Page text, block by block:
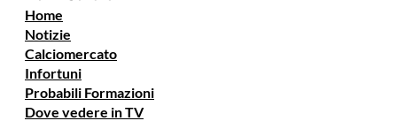
Home
Notizie
Calciomercato
Infortuni
Probabili Formazioni
Dove vedere in TV